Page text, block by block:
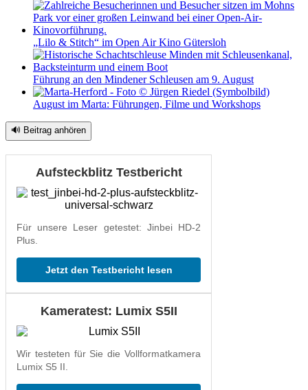
„Lilo & Stitch“ im Open Air Kino Gütersloh
Führung an den Mindener Schleusen am 9. August
August im Marta: Führungen, Filme und Workshops
🔊 Beitrag anhören
Aufsteckblitz Testbericht
Für unsere Leser getestet: Jinbei HD-2
Plus.
Jetzt den Testbericht lesen
Kameratest: Lumix S5II
Wir testeten für Sie die Vollformatkamera
Lumix S5 II.